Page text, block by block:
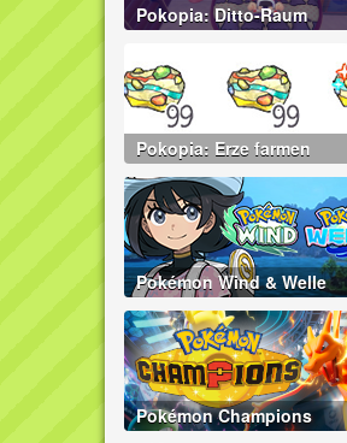
Pokopia: Ditto-Raum
Pokopia: Erze farmen
Pokémon Wind & Welle
Pokémon Champions